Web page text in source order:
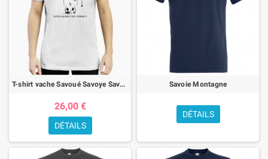
Libre dans mes montagnes , pour les amoureux des sommets
Des tee-shirts savoyards graphiques &
artistiques
Pour ceux qui préfèrent un style plus visuel que revendicatif, nous
proposons aussi des modèles inspirés des paysages emblématiques de
Chamonix – Train du Montenvers
Annecy & le peintre
Vin Chaud, un classique hivernal
T-shirt vache Savoué Savoye Savoie
26,00 €
DÉTAILS
Savoie Montagne
DÉTAILS